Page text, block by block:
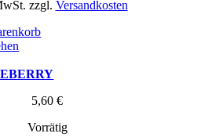
zzgl. Versandkosten
5,60 €
Vorrätig